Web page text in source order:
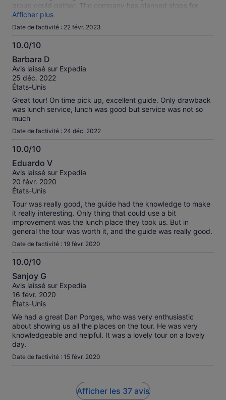
group could gather. The company has planned stops for
lunch and you only have the one option which was pricey.
Afficher plus
Date de l’activité : 22 févr. 2023
10.0/10
10.0
sur
10
Barbara D
Avis laissé sur Expedia
25 déc. 2022
États-Unis
Great tour! On time pick up, excellent guide. Only drawback
was lunch service, lunch was good but service was not so
much
Date de l’activité : 24 déc. 2022
10.0/10
10.0
sur
10
Eduardo V
Avis laissé sur Expedia
20 févr. 2020
États-Unis
Tour was really good, the guide had the knowledge to make
it really interesting. Only thing that could use a bit
improvement was the lunch place they took us. But in
general the tour was worth it, and the guide was really good.
Date de l’activité : 19 févr. 2020
10.0/10
10.0
sur
10
Sanjoy G
Avis laissé sur Expedia
16 févr. 2020
États-Unis
We had a great Dan Porges, who was very enthusiastic
about showing us all the places on the tour. He was very
knowledgeable and helpful. It was a lovely tour on a lovely
day.
Date de l’activité : 15 févr. 2020
Afficher les 37 avis